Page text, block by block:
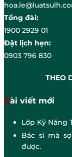
Tổng đài:
1900 2929 01
Đặt lịch hẹn:
0903 796 830
THEO
Bài viết mới
Lớp Kỹ Năng
Bác sĩ mà
được.